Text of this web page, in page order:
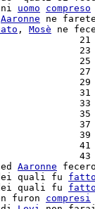
uomo compreso
Aaronne ne
, Mosè ne
ed Aaronne
quali fu
quali fu
furon compresi